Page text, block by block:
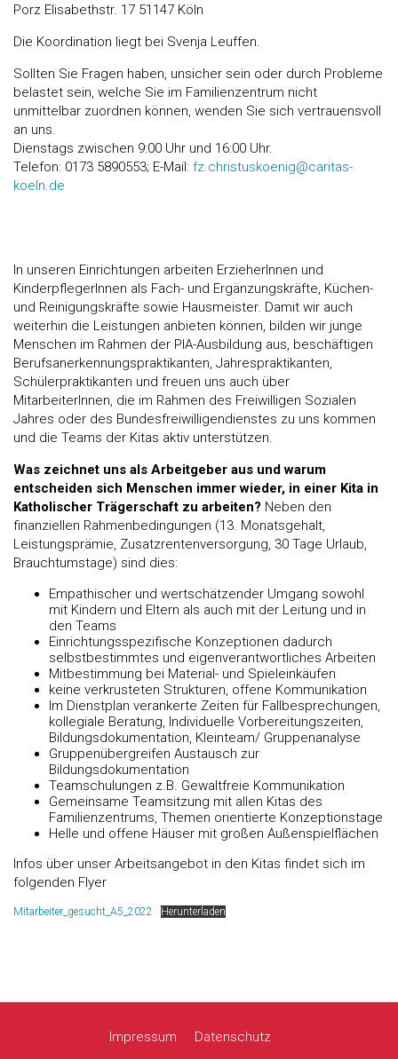
Porz Elisabethstr. 17 51147 Köln
Die Koordination liegt bei Svenja Leuffen.
Sollten Sie Fragen haben, unsicher sein oder durch Probleme
belastet sein, welche Sie im Familienzentrum nicht
unmittelbar zuordnen können, wenden Sie sich vertrauensvoll
an uns.
Dienstags zwischen 9:00 Uhr und 16:00 Uhr.
Telefon: 0173 5890553; E-Mail: fz.christuskoenig@caritas-
koeln.de
In unseren Einrichtungen arbeiten ErzieherInnen und
KinderpflegerInnen als Fach- und Ergänzungskräfte, Küchen-
und Reinigungskräfte sowie Hausmeister. Damit wir auch
weiterhin die Leistungen anbieten können, bilden wir junge
Menschen im Rahmen der PIA-Ausbildung aus, beschäftigen
Berufsanerkennungspraktikanten, Jahrespraktikanten,
Schülerpraktikanten und freuen uns auch über
MitarbeiterInnen, die im Rahmen des Freiwilligen Sozialen
Jahres oder des Bundesfreiwilligendienstes zu uns kommen
und die Teams der Kitas aktiv unterstützen.
Was zeichnet uns als Arbeitgeber aus und warum
entscheiden sich Menschen immer wieder, in einer Kita in
Katholischer Trägerschaft zu arbeiten? Neben den
finanziellen Rahmenbedingungen (13. Monatsgehalt,
Leistungsprämie, Zusatzrentenversorgung, 30 Tage Urlaub,
Brauchtumstage) sind dies:
Empathischer und wertschätzender Umgang sowohl
mit Kindern und Eltern als auch mit der Leitung und in
den Teams
Einrichtungsspezifische Konzeptionen dadurch
selbstbestimmtes und eigenverantwortliches Arbeiten
Mitbestimmung bei Material- und Spieleinkäufen
keine verkrusteten Strukturen, offene Kommunikation
Im Dienstplan verankerte Zeiten für Fallbesprechungen,
kollegiale Beratung, Individuelle Vorbereitungszeiten,
Bildungsdokumentation, Kleinteam/ Gruppenanalyse
Gruppenübergreifen Austausch zur
Bildungsdokumentation
Teamschulungen z.B. Gewaltfreie Kommunikation
Gemeinsame Teamsitzung mit allen Kitas des
Familienzentrums, Themen orientierte Konzeptionstage
Helle und offene Häuser mit großen Außenspielflächen
Infos über unser Arbeitsangebot in den Kitas findet sich im
folgenden Flyer
Mitarbeiter_gesucht_A5_2022 Herunterladen
Impressum Datenschutz